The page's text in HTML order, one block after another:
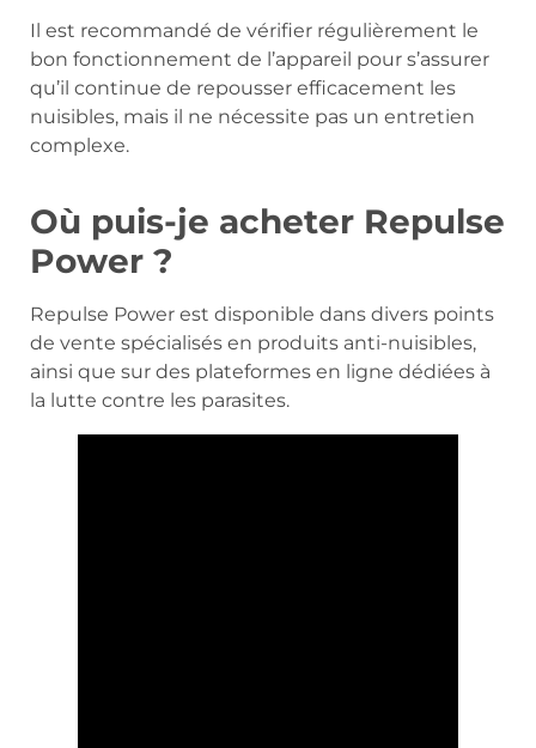
Il est recommandé de vérifier régulièrement le
bon fonctionnement de l’appareil pour s’assurer
qu’il continue de repousser efficacement les
nuisibles, mais il ne nécessite pas un entretien
complexe.
Où puis-je acheter Repulse
Power ?
Repulse Power est disponible dans divers points
de vente spécialisés en produits anti-nuisibles,
ainsi que sur des plateformes en ligne dédiées à
la lutte contre les parasites.